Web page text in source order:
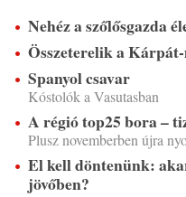
Nehéz a szőlősgazda
Összeterelik a
Spanyol csavar
Kóstolók a Vasutasban
A régió top25 bora –
Plusz novemberben újra
El kell döntenünk:
jövőben?